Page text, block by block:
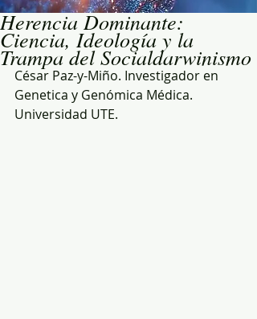
Herencia Dominante:
Ciencia, Ideología y la
Trampa del Socialdarwinismo
César Paz-y-Miño. Investigador en
Genetica y Genómica Médica.
Universidad UTE.